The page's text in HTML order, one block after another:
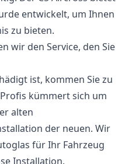
entwickelt, um Ihnen
zu bieten.
wir den Service, den Sie
ist, kommen Sie zu
kümmert sich um
alten
der neuen. Wir
für Ihr Fahrzeug
Installation.